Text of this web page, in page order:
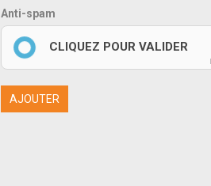
Anti-spam
CLIQUEZ POUR VALIDER
AJOUTER